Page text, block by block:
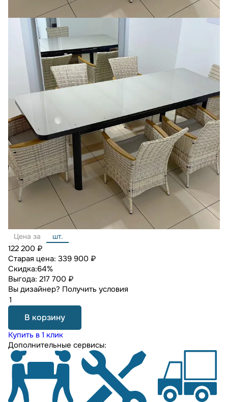
Цена за шт.
122 200 ₽
Старая цена: 339 900 ₽
Скидка:64%
Выгода: 217 700 ₽
Вы дизайнер? Получить условия
В корзину
Купить в 1 клик
Дополнительные сервисы: